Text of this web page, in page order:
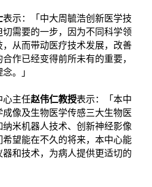
表示：「中大周毓浩创新医学技
需要的一步，因为不同科学领
从而带动医疗技术发展，改善
作已经变得前所未有的重要，
。」
心主任赵伟仁教授表示：「本中
像及生物医学传感三大生物医
米机器人技术、创新神经影像
望能在不久的将来，本中心能
和技术，为病人提供更适切的